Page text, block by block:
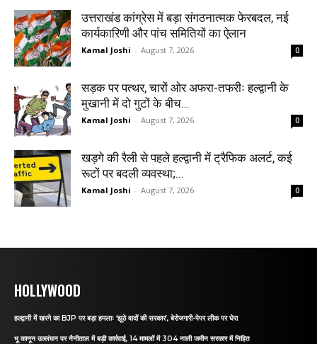
उत्तराखंड कांग्रेस में बड़ा संगठनात्मक फेरबदल, नई
कार्यकारिणी और पांच समितियों का ऐलान
Kamal Joshi - August 7, 2026 0
सड़क पर पत्थर, चारों ओर अफरा-तफरीः हल्द्वानी के
मुखानी में दो गुटों के बीच...
Kamal Joshi - August 7, 2026 0
खड़गे की रैली से पहले हल्द्वानी में ट्रैफिक अलर्ट, कई
रूटों पर बदली व्यवस्था;...
Kamal Joshi - August 7, 2026 0
HOLLYWOOD
हल्द्वानी में खरगे का BJP पर बड़ा हमलाः ‘झूठे वादों की सरकार’, बेरोजगारी-पेपर लीक पर घेरा
भू कानून उल्लंघन पर नैनीताल में बड़ी कार्रवाई, 14 मामलों में 304 नाली जमीन सरकार में निहित